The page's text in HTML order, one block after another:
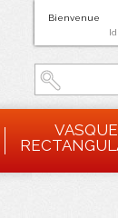
Bienvenue